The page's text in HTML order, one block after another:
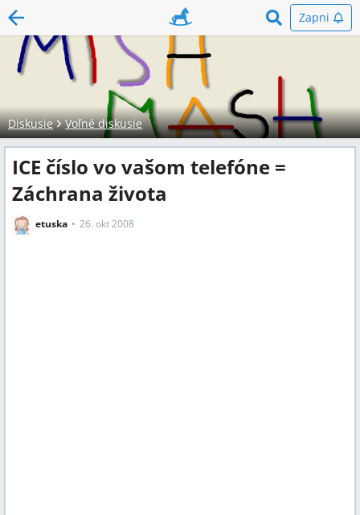
Zapni
Diskusie Voľné diskusie
ICE číslo vo vašom telefóne =
Záchrana života
etuska 26. okt 2008